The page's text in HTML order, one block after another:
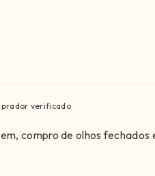
verificado
compro de olhos